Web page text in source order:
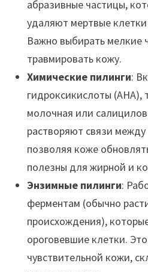
абразивные частицы,
удаляют мертвые
Важно выбирать мелкие
травмировать кожу.
Химические пилинги:
гидроксикислоты (AHA),
молочная или
растворяют связи
позволяя коже
полезны для жирной и
Энзимные пилинги:
ферментам (обычно
происхождения),
ороговевшие клетки.
чувствительной кожи,